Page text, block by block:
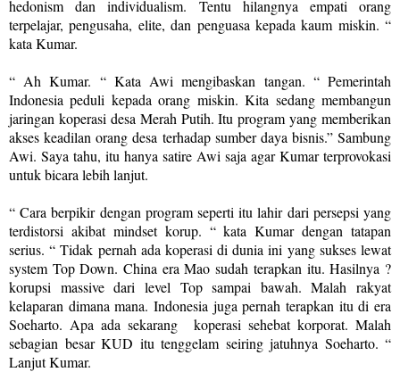
hedonism dan individualism. Tentu hilangnya empati orang
terpelajar, pengusaha, elite, dan penguasa kepada kaum miskin. “
kata Kumar.
“ Ah Kumar. “ Kata Awi mengibaskan tangan. “ Pemerintah
Indonesia peduli kepada orang miskin. Kita sedang membangun
jaringan koperasi desa Merah Putih. Itu program yang memberikan
akses keadilan orang desa terhadap sumber daya bisnis.” Sambung
Awi. Saya tahu, itu hanya satire Awi saja agar Kumar terprovokasi
untuk bicara lebih lanjut.
“ Cara berpikir dengan program seperti itu lahir dari persepsi yang
terdistorsi akibat mindset korup. “ kata Kumar dengan tatapan
serius. “ Tidak pernah ada koperasi di dunia ini yang sukses lewat
system Top Down. China era Mao sudah terapkan itu. Hasilnya ?
korupsi massive dari level Top sampai bawah. Malah rakyat
kelaparan dimana mana. Indonesia juga pernah terapkan itu di era
Soeharto. Apa ada sekarang koperasi sehebat korporat. Malah
sebagian besar KUD itu tenggelam seiring jatuhnya Soeharto. “
Lanjut Kumar.